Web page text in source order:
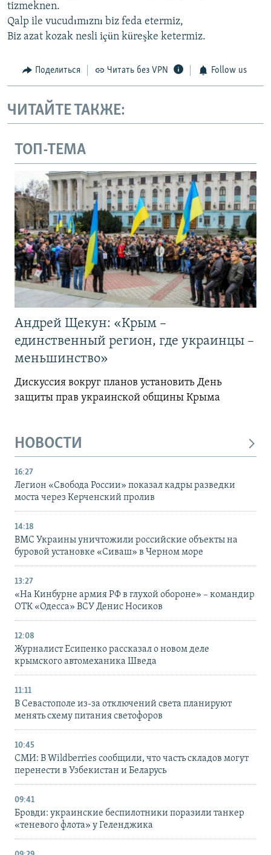
tizmeknen.
Qalp ile vucudımıznı biz feda etermiz,
Biz azat kozak nesli içün küreşke ketermiz.
Поделиться Читать без VPN Follow us
ЧИТАЙТЕ ТАКЖЕ:
ТОП-ТЕМА
Андрей Щекун: «Крым –
единственный регион, где украинцы –
меньшинство»
Дискуссия вокруг планов установить День
защиты прав украинской общины Крыма
НОВОСТИ
16:27
Легион «Свобода России» показал кадры разведки
моста через Керченский пролив
14:18
ВМС Украины уничтожили российские объекты на
буровой установке «Сиваш» в Черном море
13:27
«На Кинбурне армия РФ в глухой обороне» – командир
ОТК «Одесса» ВСУ Денис Носиков
12:08
Журналист Есипенко рассказал о новом деле
крымского автомеханика Шведа
11:11
В Севастополе из-за отключений света планируют
менять схему питания светофоров
10:45
СМИ: В Wildberries сообщили, что часть складов могут
перенести в Узбекистан и Беларусь
09:41
Бровди: украинские беспилотники поразили танкер
«теневого флота» у Геленджика